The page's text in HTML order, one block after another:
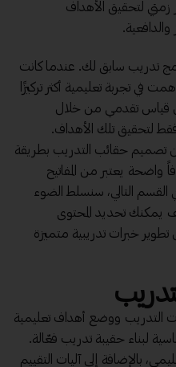
لتحقيق الأهداف
تدريب سابق لك. عندما كانت
تجربة تعليمية أكثر تركيزًا
من قياس تقدمي من خلال
فقط لتحقيق تلك الأهداف.
تصميم حقائب التدريب بطريقة
واضحة يعتبر من المفاتيح
القسم التالي، سنسلط الضوء
يمكنك تحديد المحتوى
خبرات تدريبية متميزة
التدريب ووضع أهداف تعليمية
لبناء حقيبة تدريب فعّالة.
بالإضافة إلى آليات التقييم